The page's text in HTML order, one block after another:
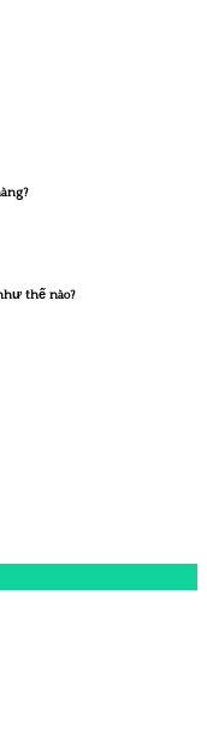
thế nào?